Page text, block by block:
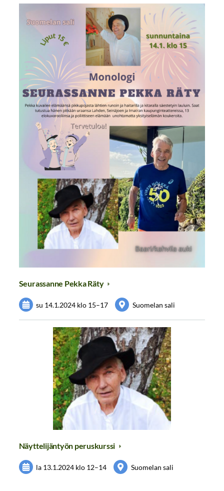
Seurassanne Pekka Räty
su 14.1.2024 klo 15–17 Suomelan sali
Näyttelijäntyön peruskurssi
la 13.1.2024 klo 12–14 Suomelan sali